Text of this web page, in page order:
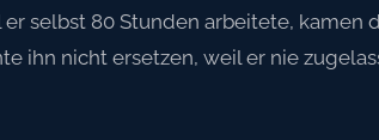
selbst 80 Stunden arbeitete, kamen
ihn nicht ersetzen, weil er nie